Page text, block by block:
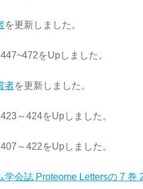
を更新しました。
をUpしました。
者を更新しました。
～424をUpしました。
～422をUpしました。
学会誌 Proteome Lettersの 7 巻